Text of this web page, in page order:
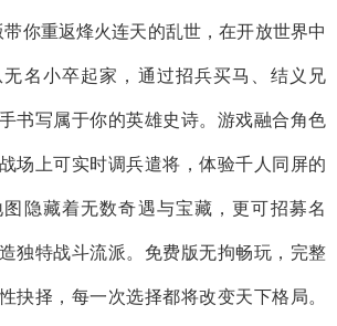
你重返烽火连天的乱世，在开放世界中
名小卒起家，通过招兵买马、结义兄
书写属于你的英雄史诗。游戏融合角色
场上可实时调兵遣将，体验千人同屏的
隐藏着无数奇遇与宝藏，更可招募名
独特战斗流派。免费版无拘畅玩，完整
抉择，每一次选择都将改变天下格局。